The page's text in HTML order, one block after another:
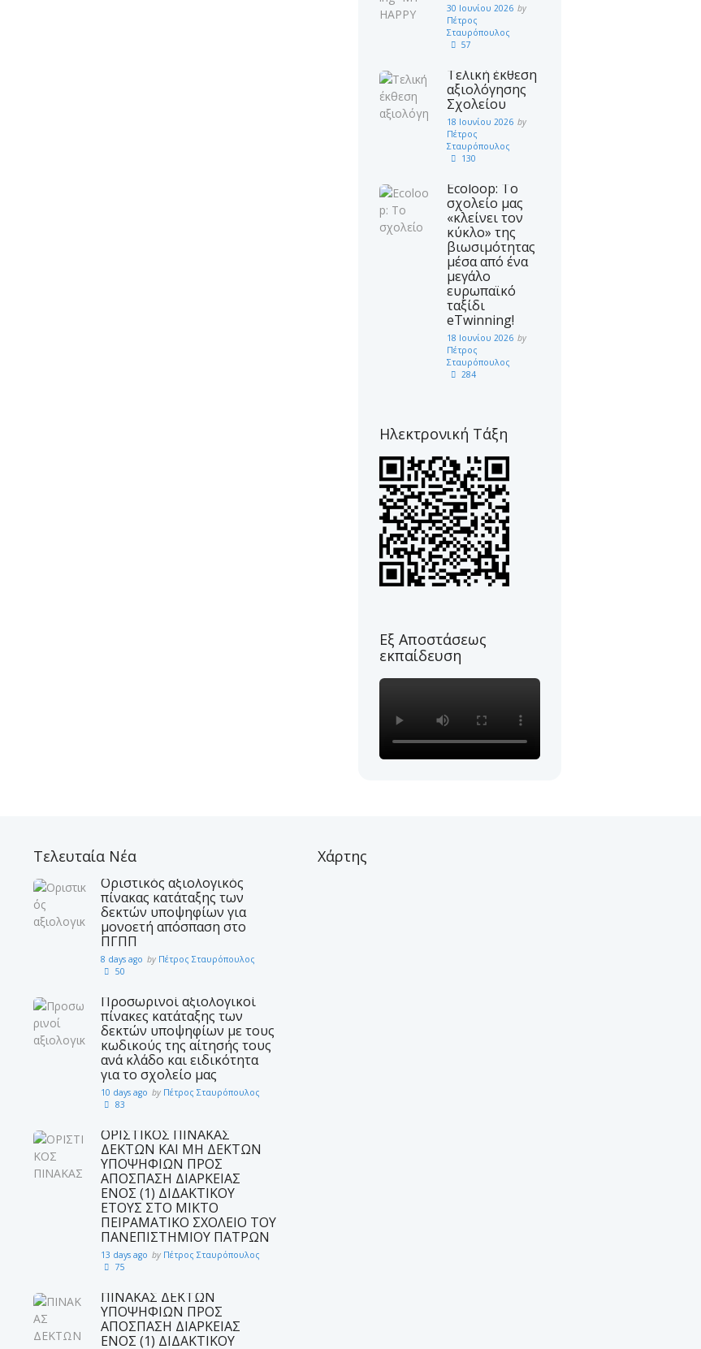
30 Ιουνίου 2026 by
Πέτρος
Σταυρόπουλος
57
Τελική έκθεση
αξιολόγησης
Σχολείου
18 Ιουνίου 2026 by
Πέτρος
Σταυρόπουλος
130
Ecoloop: Το
σχολείο μας
«κλείνει τον
κύκλο» της
βιωσιμότητας
μέσα από ένα
μεγάλο
ευρωπαϊκό
ταξίδι
eTwinning!
18 Ιουνίου 2026 by
Πέτρος
Σταυρόπουλος
284
Ηλεκτρονική Τάξη
Εξ Αποστάσεως
εκπαίδευση
Τελευταία Νέα
Οριστικός αξιολογικός
πίνακας κατάταξης των
δεκτών υποψηφίων για
μονοετή απόσπαση στο
ΠΓΠΠ
8 days ago by Πέτρος Σταυρόπουλος
50
Προσωρινοί αξιολογικοί
πίνακες κατάταξης των
δεκτών υποψηφίων με τους
κωδικούς της αίτησής τους
ανά κλάδο και ειδικότητα
για το σχολείο μας
10 days ago by Πέτρος Σταυρόπουλος
83
ΟΡΙΣΤΙΚΟΣ ΠΙΝΑΚΑΣ
ΔΕΚΤΩΝ ΚΑΙ ΜΗ ΔΕΚΤΩΝ
ΥΠΟΨΗΦΙΩΝ ΠΡΟΣ
ΑΠΟΣΠΑΣΗ ΔΙΑΡΚΕΙΑΣ
ΕΝΟΣ (1) ΔΙΔΑΚΤΙΚΟΥ
ΕΤΟΥΣ ΣΤΟ ΜΙΚΤΟ
ΠΕΙΡΑΜΑΤΙΚΟ ΣΧΟΛΕΙΟ ΤΟΥ
ΠΑΝΕΠΙΣΤΗΜΙΟΥ ΠΑΤΡΩΝ
13 days ago by Πέτρος Σταυρόπουλος
75
ΠΙΝΑΚΑΣ ΔΕΚΤΩΝ
ΥΠΟΨΗΦΙΩΝ ΠΡΟΣ
ΑΠΟΣΠΑΣΗ ΔΙΑΡΚΕΙΑΣ
ΕΝΟΣ (1) ΔΙΔΑΚΤΙΚΟΥ
Χάρτης